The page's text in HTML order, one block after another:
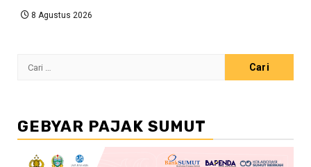
8 Agustus 2026
Cari
GEBYAR PAJAK SUMUT